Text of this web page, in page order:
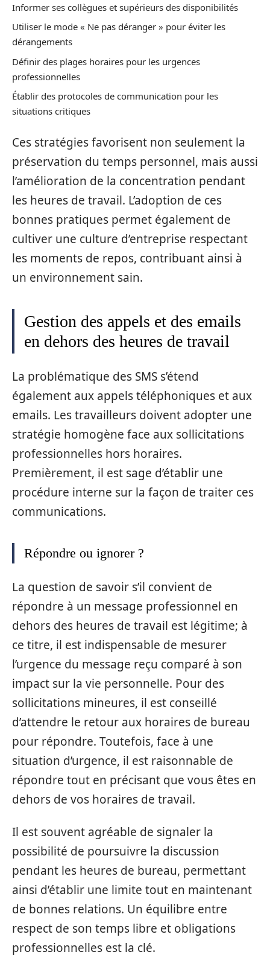
Informer ses collègues et supérieurs des disponibilités
Utiliser le mode « Ne pas déranger » pour éviter les
dérangements
Définir des plages horaires pour les urgences
professionnelles
Établir des protocoles de communication pour les
situations critiques
Ces stratégies favorisent non seulement la
préservation du temps personnel, mais aussi
l’amélioration de la concentration pendant
les heures de travail. L’adoption de ces
bonnes pratiques permet également de
cultiver une culture d’entreprise respectant
les moments de repos, contribuant ainsi à
un environnement sain.
Gestion des appels et des emails
en dehors des heures de travail
La problématique des SMS s’étend
également aux appels téléphoniques et aux
emails. Les travailleurs doivent adopter une
stratégie homogène face aux sollicitations
professionnelles hors horaires.
Premièrement, il est sage d’établir une
procédure interne sur la façon de traiter ces
communications.
Répondre ou ignorer ?
La question de savoir s’il convient de
répondre à un message professionnel en
dehors des heures de travail est légitime; à
ce titre, il est indispensable de mesurer
l’urgence du message reçu comparé à son
impact sur la vie personnelle. Pour des
sollicitations mineures, il est conseillé
d’attendre le retour aux horaires de bureau
pour répondre. Toutefois, face à une
situation d’urgence, il est raisonnable de
répondre tout en précisant que vous êtes en
dehors de vos horaires de travail.
Il est souvent agréable de signaler la
possibilité de poursuivre la discussion
pendant les heures de bureau, permettant
ainsi d’établir une limite tout en maintenant
de bonnes relations. Un équilibre entre
respect de son temps libre et obligations
professionnelles est la clé.